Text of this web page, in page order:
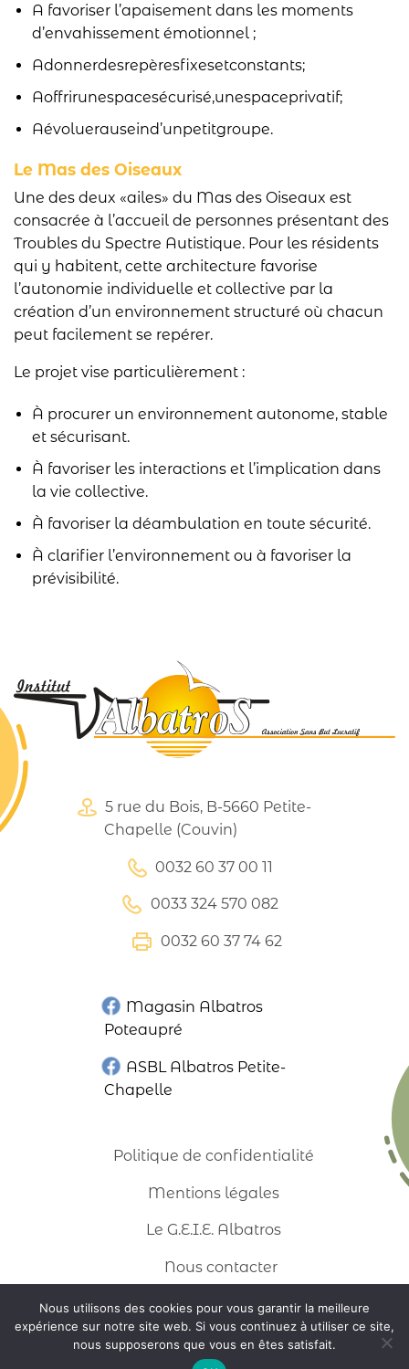
A favoriser l’apaisement dans les moments
d’envahissement émotionnel ;
Adonnerdesrepèresfixesetconstants;
Aoffrirunespacesécurisé,unespaceprivatif;
Aévoluerauseind’unpetitgroupe.
Le Mas des Oiseaux
Une des deux «ailes» du Mas des Oiseaux est
consacrée à l’accueil de personnes présentant des
Troubles du Spectre Autistique. Pour les résidents
qui y habitent, cette architecture favorise
l’autonomie individuelle et collective par la
création d’un environnement structuré où chacun
peut facilement se repérer.
Le projet vise particulièrement :
À procurer un environnement autonome, stable
et sécurisant.
À favoriser les interactions et l’implication dans
la vie collective.
À favoriser la déambulation en toute sécurité.
À clarifier l’environnement ou à favoriser la
prévisibilité.
5 rue du Bois, B-5660 Petite-
Chapelle (Couvin)
0032 60 37 00 11
0033 324 570 082
0032 60 37 74 62
Magasin Albatros
Poteaupré
ASBL Albatros Petite-
Chapelle
Politique de confidentialité
Mentions légales
Le G.E.I.E. Albatros
Nous contacter
Institut Albatros 2022 |WordPress
Nous utilisons des cookies pour vous garantir la meilleure
expérience sur notre site web. Si vous continuez à utiliser ce site,
nous supposerons que vous en êtes satisfait.